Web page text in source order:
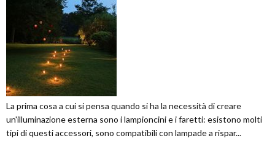
La prima cosa a cui si pensa quando si ha la necessità di creare
un'illuminazione esterna sono i lampioncini e i faretti: esistono molti
tipi di questi accessori, sono compatibili con lampade a rispar...